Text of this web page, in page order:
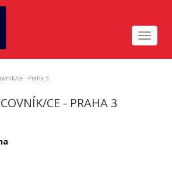
Toggle
ce - Praha 3
CE - PRAHA 3